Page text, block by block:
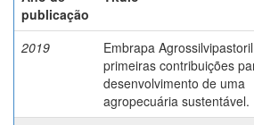
publicação
2019
Embrapa
primeiras contribuições
desenvolvimento de uma
agropecuária sustentável.